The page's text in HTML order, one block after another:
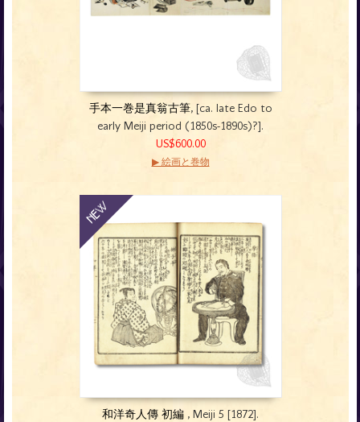
手本一巻是真翁古筆, [ca. late Edo to
early Meiji period (1850s-1890s)?].
US$600.00
▶ 絵画と巻物
和洋奇人傳 初編 , Meiji 5 [1872].